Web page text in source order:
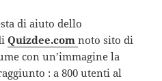
di aiuto dello
Quizdee.comnoto sito di
con un’immagine la
: a 800 utenti al